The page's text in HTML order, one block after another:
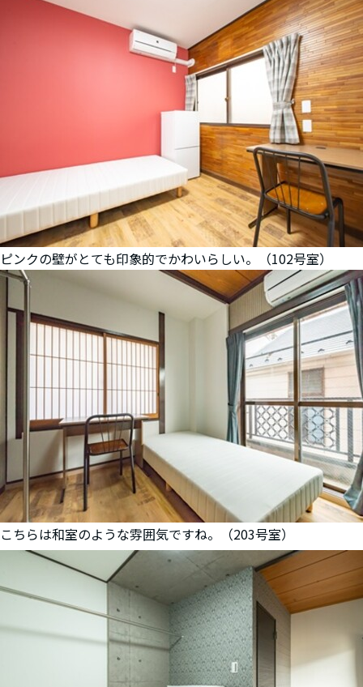
ピンクの壁がとても印象的でかわいらしい。（102号室）
こちらは和室のような雰囲気ですね。（203号室）